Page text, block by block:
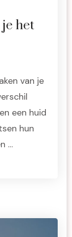
het
van je
een huid
hun
…